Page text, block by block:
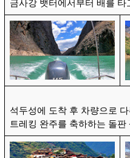
금사강 뱃터에서부터 배를
석두성에 도착 후 차량으로
트레킹 완주를 축하하는 돌판